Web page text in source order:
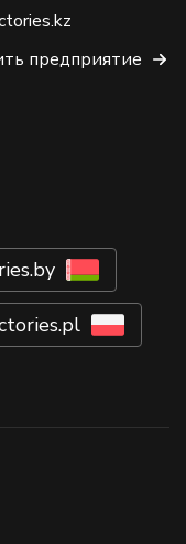
предприятие